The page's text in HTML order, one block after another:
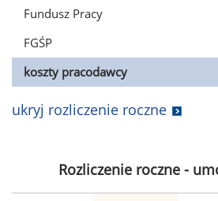
Fundusz Pracy
FGŚP
koszty pracodawcy
ukryj rozliczenie roczne
Rozliczenie roczne -